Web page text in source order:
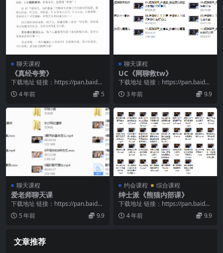
聊天课程
《真经夸赞》
下载地址 链接：https://pan.baidu.
com/s/1E2EFERz...
4 年前 5
聊天课程
UC《网聊救tw》
下载地址 链接：https://pan.baidu.
com/s/1kRaOpUv...
3 年前 9.9
聊天课程
爱老师聊天课
下载地址 链接：https://pan.baidu.
com/s/1MLA0UaT...
5 年前 9.9
约会课程 综合课程
绅士派《熊猫内部课》
下载地址 链接：https://pan.baidu.
com/s/17eTjQKT...
4 年前 9.9
文章推荐